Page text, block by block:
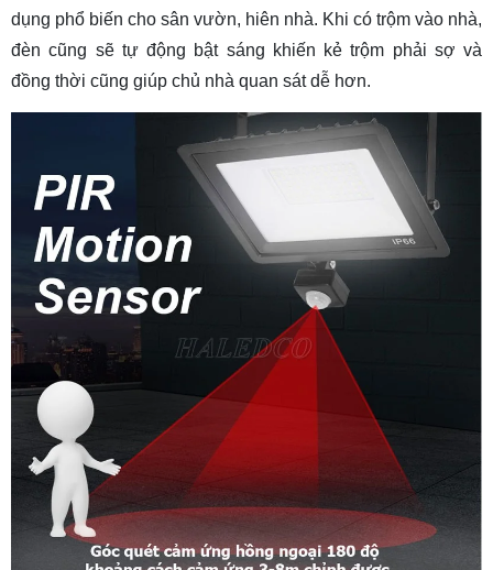
dụng phổ biến cho sân vườn, hiên nhà. Khi có trộm vào nhà,
đèn cũng sẽ tự động bật sáng khiến kẻ trộm phải sợ và
đồng thời cũng giúp chủ nhà quan sát dễ hơn.